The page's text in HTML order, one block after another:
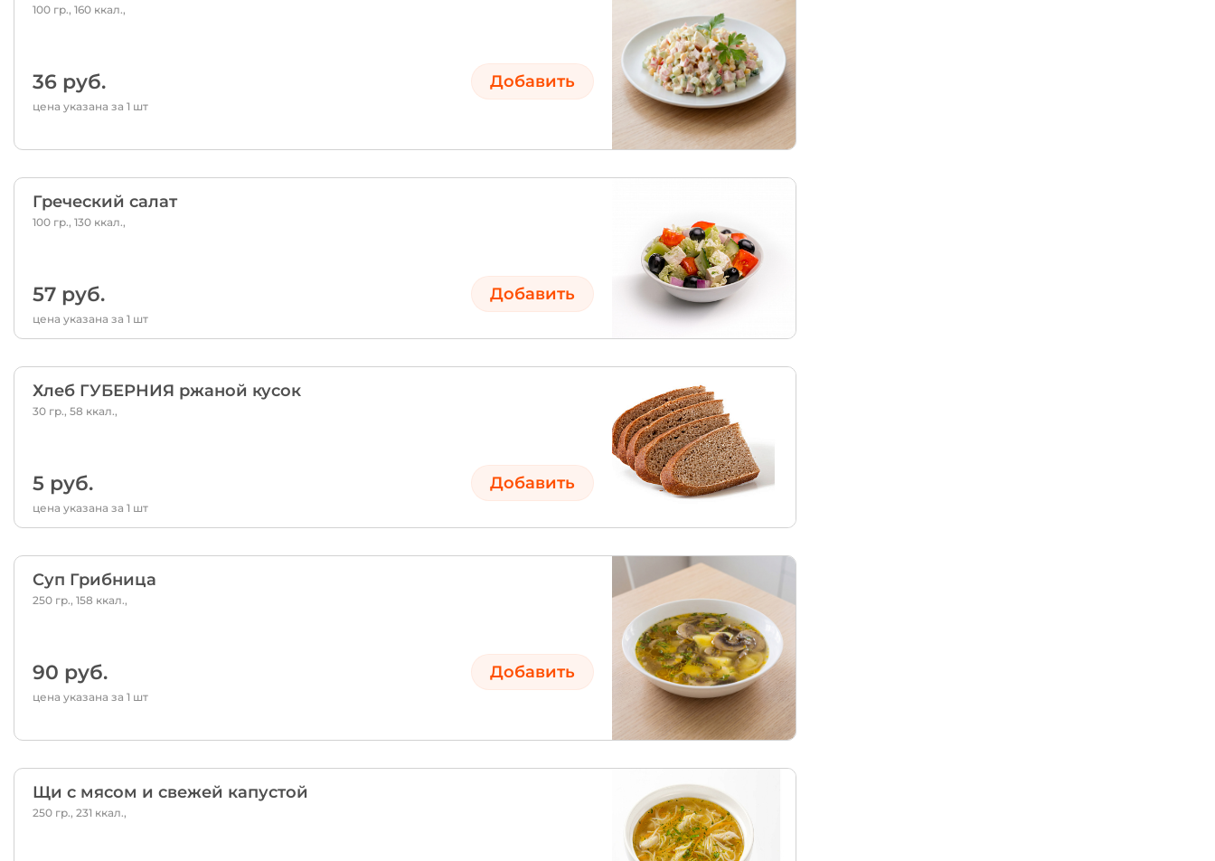
100 гр., 160 ккал.,
36 руб. Добавить
цена указана за 1 шт
Греческий салат
100 гр., 130 ккал.,
57 руб. Добавить
цена указана за 1 шт
Хлеб ГУБЕРНИЯ ржаной кусок
30 гр., 58 ккал.,
5 руб. Добавить
цена указана за 1 шт
Суп Грибница
250 гр., 158 ккал.,
90 руб. Добавить
цена указана за 1 шт
Щи с мясом и свежей капустой
250 гр., 231 ккал.,